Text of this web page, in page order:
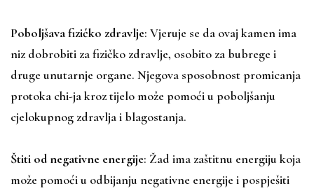
Poboljšava fizičko zdravlje: Vjeruje se da ovaj kamen ima
niz dobrobiti za fizičko zdravlje, osobito za bubrege i
druge unutarnje organe. Njegova sposobnost promicanja
protoka chi-ja kroz tijelo može pomoći u poboljšanju
cjelokupnog zdravlja i blagostanja.
Štiti od negativne energije: Žad ima zaštitnu energiju koja
može pomoći u odbijanju negativne energije i pospješiti